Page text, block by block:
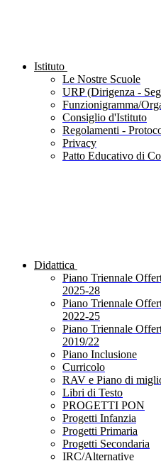
Istituto
Le Nostre Scuole
URP (Dirigenza -
Funzionigramma/
Consiglio d'Istituto
Regolamenti -
Privacy
Patto Educativo di
Didattica
Piano Triennale
2025-28
Piano Triennale
2022-25
Piano Triennale
2019/22
Piano Inclusione
Curricolo
RAV e Piano di
Libri di Testo
PROGETTI PON
Progetti Infanzia
Progetti Primaria
Progetti Secondaria
IRC/Alternative